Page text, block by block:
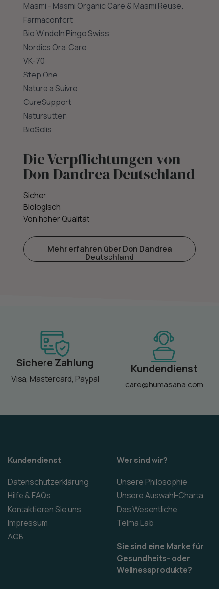
Masmi - Masmi Organic Care & Masmi Reuse.
Farmaconfort
Bio Windeln Pingo Swiss
Nordics Oral Care
VK-70
Step One
Nature a Suivre
CureSupport
Natursutten
BioSolis
Die Verpflichtungen von
Don Dandrea Deutschland
Sicher
Biologisch
Von hoher Qualität
Mehr erfahren über Don Dandrea
Deutschland
Sichere Zahlung
Visa, Mastercard, Paypal
Kundendienst
care@humasana.com
Kundendienst
Datenschutzerklärung
Hilfe & FAQs
Kontaktieren Sie uns
Impressum
AGB
Wer sind wir?
Unsere Philosophie
Unsere Auswahl-Charta
Das Wesentliche
Telma Lab
Sie sind eine Marke für
Gesundheits- oder
Wellnessprodukte?